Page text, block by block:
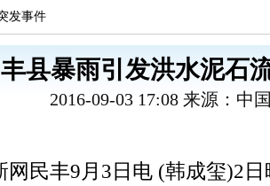
发事件
县暴雨引发洪水泥石
2016-09-03 17:08 来源：中
网民丰9月3日电 (韩成玺)2